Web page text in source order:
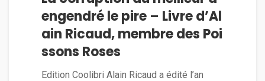
engendré le pire – Livre d’Al
ain Ricaud, membre des Poi
ssons Roses
Edition Coolibri Alain Ricaud a édité l’an